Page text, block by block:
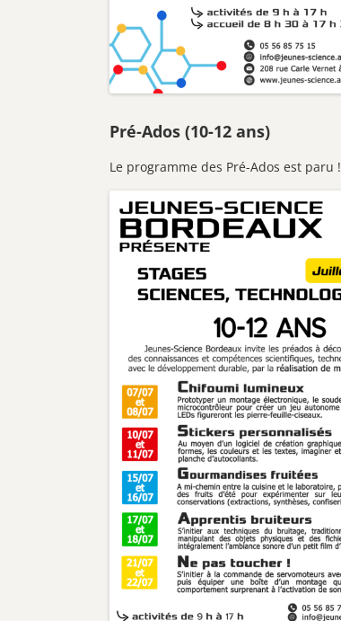
Pré-Ados (10-12 ans)
Le programme des Pré-Ados est paru !